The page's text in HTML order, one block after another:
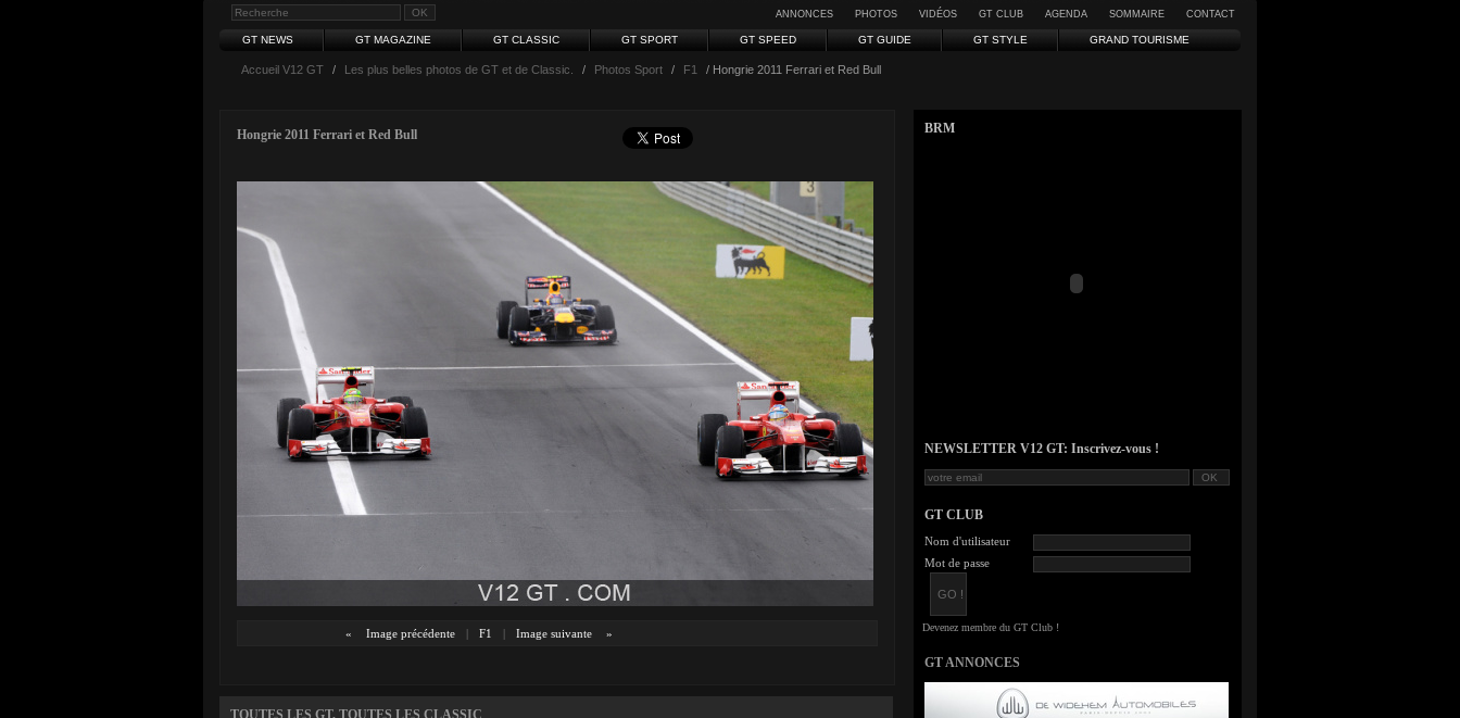
ANNONCES PHOTOS VIDÉOS GT CLUB AGENDA SOMMAIRE CONTACT
GT NEWS GT MAGAZINE GT CLASSIC GT SPORT GT SPEED GT GUIDE GT STYLE GRAND TOURISME
Accueil V12 GT / Les plus belles photos de GT et de Classic. / Photos Sport / F1 / Hongrie 2011 Ferrari et Red Bull
Hongrie 2011 Ferrari et Red Bull
« Image précédente | F1 | Image suivante »
TOUTES LES GT, TOUTES LES CLASSIC
BRM
NEWSLETTER V12 GT: Inscrivez-vous !
GT CLUB
Nom d'utilisateur
Mot de passe
GT ANNONCES